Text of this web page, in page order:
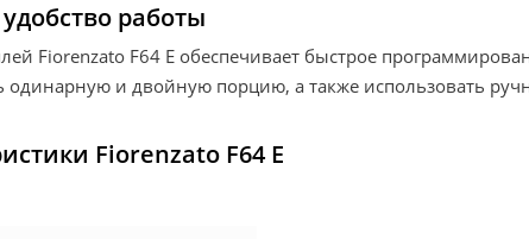
работы
Fiorenzato F64 E обеспечивает быстрое
одинарную и двойную порцию, а также использовать
Fiorenzato F64 E